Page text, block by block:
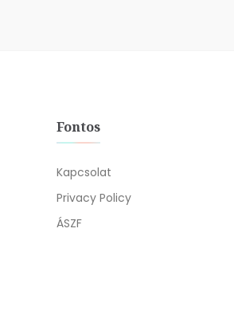
Fontos
Kapcsolat
Privacy Policy
ÁSZF